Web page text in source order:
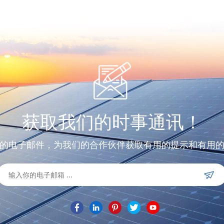
获取我们的时事通讯！
电子邮件，为我们的合作伙伴获取有用的提示和有用